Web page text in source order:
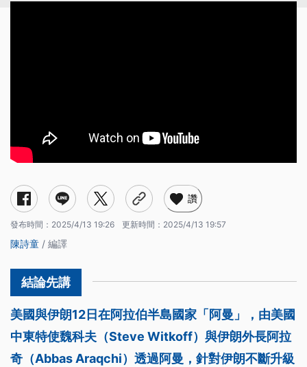
讚
發布時間： 2025/4/13 19:26 更新時間： 2025/4/13 19:57
陳詩童 / 編譯
美國與伊朗12日在阿拉伯半島國家「阿曼」，由美國
中東特使魏科夫（Steve Witkoff）與伊朗外長阿拉
奇（Abbas Araqchi）透過阿曼，針對伊朗不斷升級